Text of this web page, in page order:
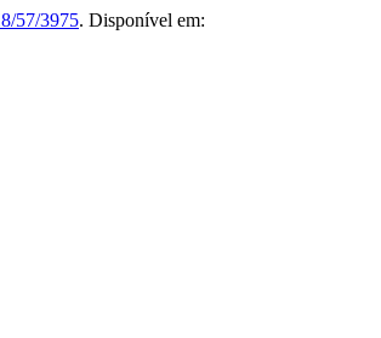
57/3975. Disponível em: